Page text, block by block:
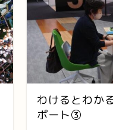
わけるとわか
ポート③